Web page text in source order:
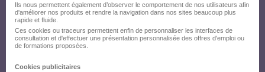
Ils nous permettent également d’observer le comportement de nos utilisateurs afin
d'améliorer nos produits et rendre la navigation dans nos sites beaucoup plus
rapide et fluide.
Ces cookies ou traceurs permettent enfin de personnaliser les interfaces de
consultation et d'effectuer une présentation personnalisée des offres d'emploi ou
de formations proposées.
Cookies publicitaires